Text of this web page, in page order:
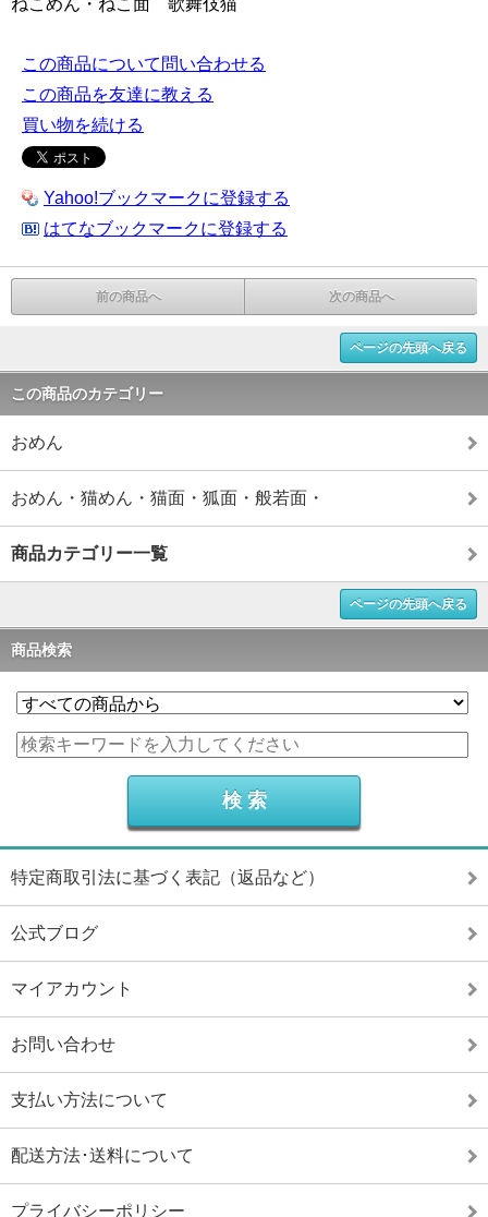
ねこめん・ねこ面 歌舞伎猫
この商品について問い合わせる
この商品を友達に教える
買い物を続ける
Yahoo!ブックマークに登録する
はてなブックマークに登録する
前の商品へ 次の商品へ
ページの先頭へ戻る
この商品のカテゴリー
おめん
おめん・猫めん・猫面・狐面・般若面・
商品カテゴリー一覧
ページの先頭へ戻る
商品検索
特定商取引法に基づく表記（返品など）
公式ブログ
マイアカウント
お問い合わせ
支払い方法について
配送方法･送料について
プライバシーポリシー